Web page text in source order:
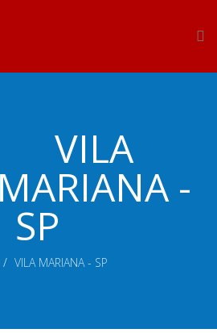
VILA
MARIANA -
SP
VILA MARIANA - SP